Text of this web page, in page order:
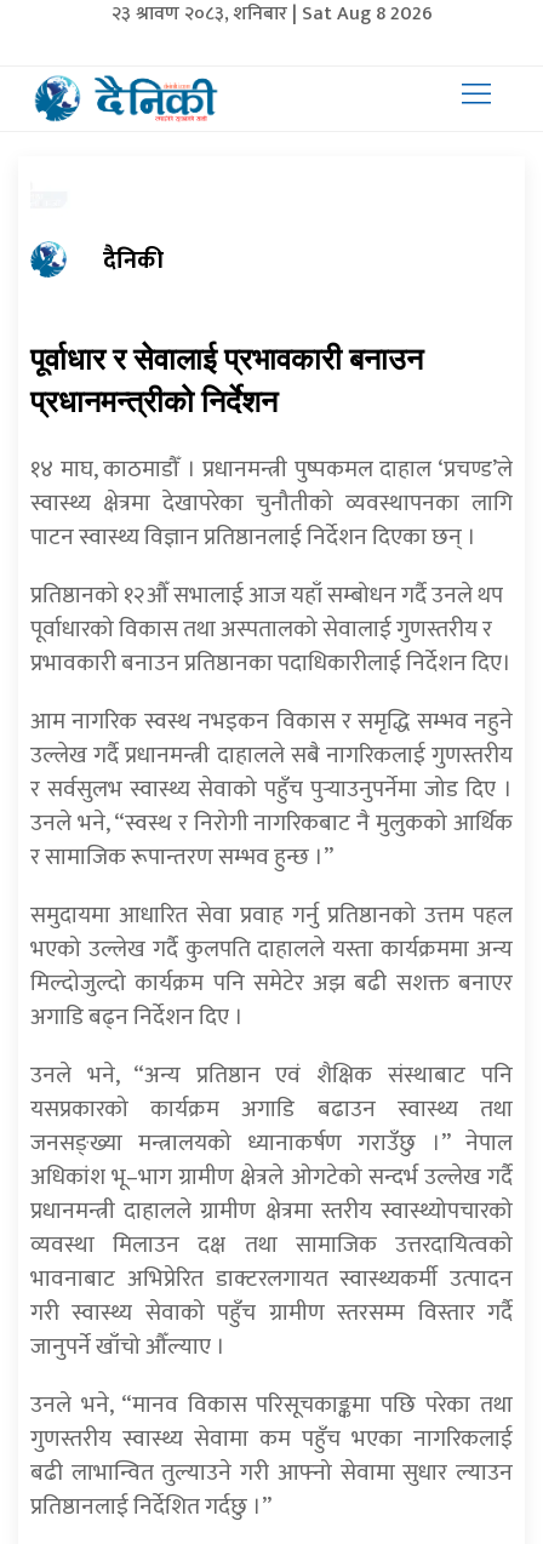
२३ श्रावण २०८३, शनिबार | Sat Aug 8 2026
दैनिकी
पूर्वाधार र सेवालाई प्रभावकारी बनाउन
प्रधानमन्त्रीको निर्देशन
१४ माघ, काठमाडौँ । प्रधानमन्त्री पुष्पकमल दाहाल ‘प्रचण्ड’ले
स्वास्थ्य क्षेत्रमा देखापरेका चुनौतीको व्यवस्थापनका लागि
पाटन स्वास्थ्य विज्ञान प्रतिष्ठानलाई निर्देशन दिएका छन् ।
प्रतिष्ठानको १२औँ सभालाई आज यहाँ सम्बोधन गर्दै उनले थप
पूर्वाधारको विकास तथा अस्पतालको सेवालाई गुणस्तरीय र
प्रभावकारी बनाउन प्रतिष्ठानका पदाधिकारीलाई निर्देशन दिए।
आम नागरिक स्वस्थ नभइकन विकास र समृद्धि सम्भव नहुने
उल्लेख गर्दै प्रधानमन्त्री दाहालले सबै नागरिकलाई गुणस्तरीय
र सर्वसुलभ स्वास्थ्य सेवाको पहुँच पुर्‍याउनुपर्नेमा जोड दिए ।
उनले भने, “स्वस्थ र निरोगी नागरिकबाट नै मुलुकको आर्थिक
र सामाजिक रूपान्तरण सम्भव हुन्छ ।”
समुदायमा आधारित सेवा प्रवाह गर्नु प्रतिष्ठानको उत्तम पहल
भएको उल्लेख गर्दै कुलपति दाहालले यस्ता कार्यक्रममा अन्य
मिल्दोजुल्दो कार्यक्रम पनि समेटेर अझ बढी सशक्त बनाएर
अगाडि बढ्न निर्देशन दिए ।
उनले भने, “अन्य प्रतिष्ठान एवं शैक्षिक संस्थाबाट पनि
यसप्रकारको कार्यक्रम अगाडि बढाउन स्वास्थ्य तथा
जनसङ्ख्या मन्त्रालयको ध्यानाकर्षण गराउँछु ।” नेपाल
अधिकांश भू–भाग ग्रामीण क्षेत्रले ओगटेको सन्दर्भ उल्लेख गर्दै
प्रधानमन्त्री दाहालले ग्रामीण क्षेत्रमा स्तरीय स्वास्थ्योपचारको
व्यवस्था मिलाउन दक्ष तथा सामाजिक उत्तरदायित्वको
भावनाबाट अभिप्रेरित डाक्टरलगायत स्वास्थ्यकर्मी उत्पादन
गरी स्वास्थ्य सेवाको पहुँच ग्रामीण स्तरसम्म विस्तार गर्दै
जानुपर्ने खाँचो औँल्याए ।
उनले भने, “मानव विकास परिसूचकाङ्कमा पछि परेका तथा
गुणस्तरीय स्वास्थ्य सेवामा कम पहुँच भएका नागरिकलाई
बढी लाभान्वित तुल्याउने गरी आफ्नो सेवामा सुधार ल्याउन
प्रतिष्ठानलाई निर्देशित गर्दछु ।”